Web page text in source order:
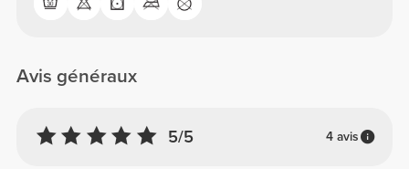
Avis généraux
5/5 4 avis